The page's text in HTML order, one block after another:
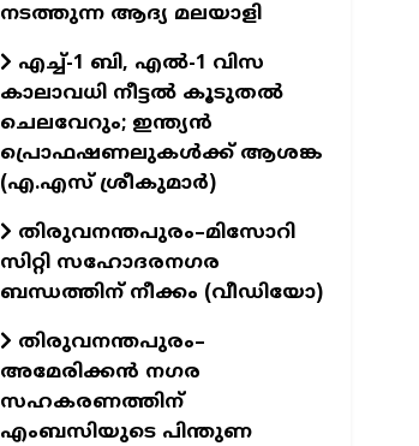
നടത്തുന്ന ആദ്യ മലയാളി
എച്ച്-1 ബി, എല്‍-1 വിസ
കാലാവധി നീട്ടല്‍ കൂടുതല്‍
ചെലവേറും; ഇന്ത്യന്‍
പ്രൊഫഷണലുകള്‍ക്ക് ആശങ്ക
(എ.എസ് ശ്രീകുമാര്‍)
തിരുവനന്തപുരം–മിസോറി
സിറ്റി സഹോദരനഗര
ബന്ധത്തിന് നീക്കം (വീഡിയോ)
തിരുവനന്തപുരം–
അമേരിക്കൻ നഗര
സഹകരണത്തിന്
എംബസിയുടെ പിന്തുണ